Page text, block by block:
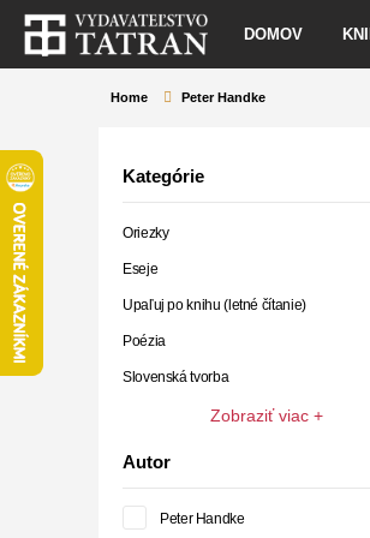
DOMOV
Home Peter Handke
Kategórie
Oriezky
Eseje
Upaľuj po knihu (letné čítanie)
Poézia
Slovenská tvorba
Zobraziť viac +
Autor
Peter Handke